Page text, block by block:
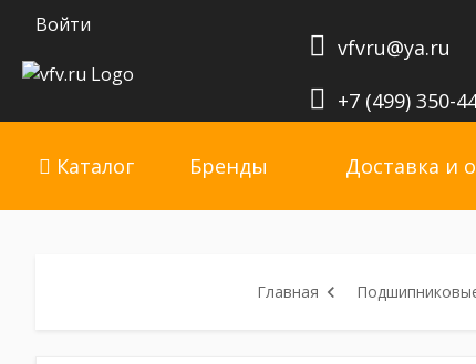
Войти
vfvru@ya.ru
+7 (499) 350-
Каталог Бренды Доставка и
Главная